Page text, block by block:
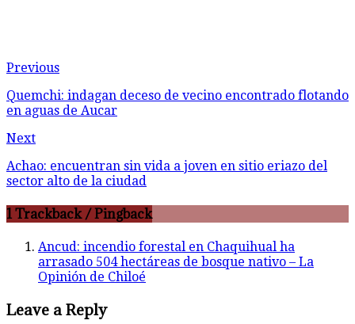
Previous
Quemchi: indagan deceso de vecino encontrado flotando
en aguas de Aucar
Next
Achao: encuentran sin vida a joven en sitio eriazo del
sector alto de la ciudad
1 Trackback / Pingback
Ancud: incendio forestal en Chaquihual ha
arrasado 504 hectáreas de bosque nativo – La
Opinión de Chiloé
Leave a Reply